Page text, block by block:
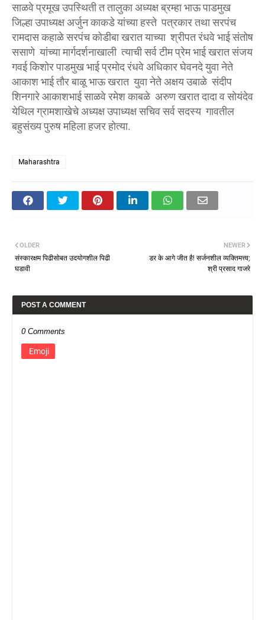
साळवे प्रमूख उपस्थिती त तालुका अध्यक्ष ब्रम्हा भाऊ पाडमुख
जिल्हा उपाध्यक्ष अर्जुन काकडे यांच्या हस्ते पत्रकार तथा सरपंच
रामदास कहाळे सरपंच कोडीबा खरात याच्या श्रीपत रंधवे भाई संतोष
ससाणे यांच्या मार्गदर्शनाखाली त्याची सर्व टीम प्रेम भाई खरात संजय
गवई किशोर पाडमुख भाई प्रमोद रंधवे अधिकार घेवनदे युवा नेते
आकाश भाई तौर बाळू भाऊ खरात युवा नेते अक्षय उबाळे संदीप
शिनगारे आकाशभाई साळवे रमेश काबळे अरुण खरात दादा व सोयंदेव
येथिल ग्रामशाखेचे अध्यक्ष उपाध्यक्ष सचिव सर्व सदस्य गावतील
बहुसंख्य पुरुष महिला हजर होत्या.
Maharashtra
NEWER
डर के आगे जीत है! सर्जनशील व्यक्तिमत्त्व;
श्री प्रसाद गाजरे
OLDER
संस्कारक्षम पिढीसोबत उदयोगशील पिढी
घडावी
POST A COMMENT
0 Comments
Emoji